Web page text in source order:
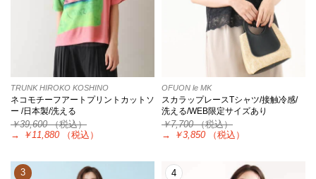
TRUNK HIROKO KOSHINO
ネコモチーフアートプリントカットソ
ー /日本製/洗える
￥39,600（税込）
→
￥11,880 （税込）
OFUON le MK
スカラップレースTシャツ/接触冷感/
洗える/WEB限定サイズあり
￥7,700（税込）
→
￥3,850 （税込）
3 4